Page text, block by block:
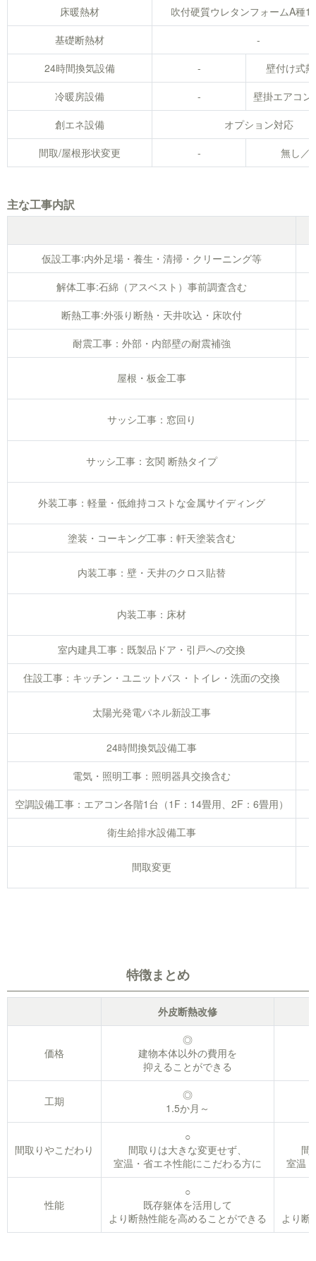
床暖熱材
吹付硬質ウレタンフォームA種
基礎断熱材
-
24時間換気設備
-
壁付け式
冷暖房設備
-
壁掛エアコン
創エネ設備
オプション対応
間取/屋根形状変更
- 無し／
主な工事内訳
仮設工事:内外足場・養生・清掃・クリーニング等
解体工事:石綿（アスベスト）事前調査含む
断熱工事:外張り断熱・天井吹込・床吹付
耐震工事：外部・内部壁の耐震補強
屋根・板金工事
サッシ工事：窓回り
サッシ工事：玄関 断熱タイプ
外装工事：軽量・低維持コストな金属サイディング
塗装・コーキング工事：軒天塗装含む
内装工事：壁・天井のクロス貼替
内装工事：床材
室内建具工事：既製品ドア・引戸への交換
住設工事：キッチン・ユニットバス・トイレ・洗面の交換
太陽光発電パネル新設工事
24時間換気設備工事
電気・照明工事：照明器具交換含む
空調設備工事：エアコン各階1台（1F：14畳用、2F：6畳用）
衛生給排水設備工事
間取変更
特徴まとめ
外皮断熱改修
価格
◎
建物本体以外の費用を
抑えることができる
工期
◎
1.5か月～
間取りやこだわり
○
間取りは大きな変更せず、
室温・省エネ性能にこだわる方に
間
室温
性能
○
既存躯体を活用して
より断熱性能を高めることができる
より断